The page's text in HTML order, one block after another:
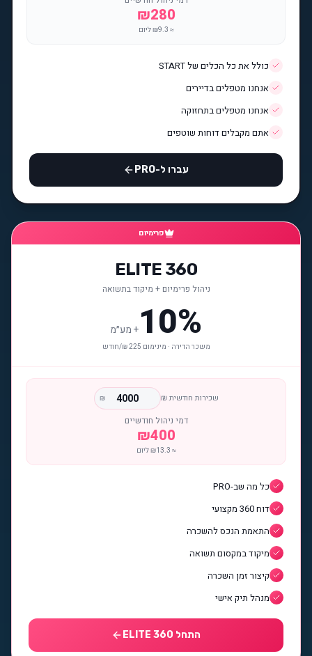
₪280
≈ ₪
9.3 ליום
כולל את כל הכלים של START
אנחנו מטפלים בדיירים
אנחנו מטפלים בתחזוקה
אתם מקבלים דוחות שוטפים
עברו ל-PRO
פרימיום
ELITE 360
ניהול פרימיום + מיקוד בתשואה
10%
+מע״מ
משכר הדירה · מינימום 225 ₪/חודש
שכירות חודשית ₪ ₪
דמי ניהול חודשיים
₪400
≈ ₪
13.3 ליום
כל מה שב-PRO
דוח 360 מקצועי
התאמת הנכס להשכרה
מיקוד במקסום תשואה
קיצור זמן השכרה
מנהל תיק אישי
התחל ELITE 360